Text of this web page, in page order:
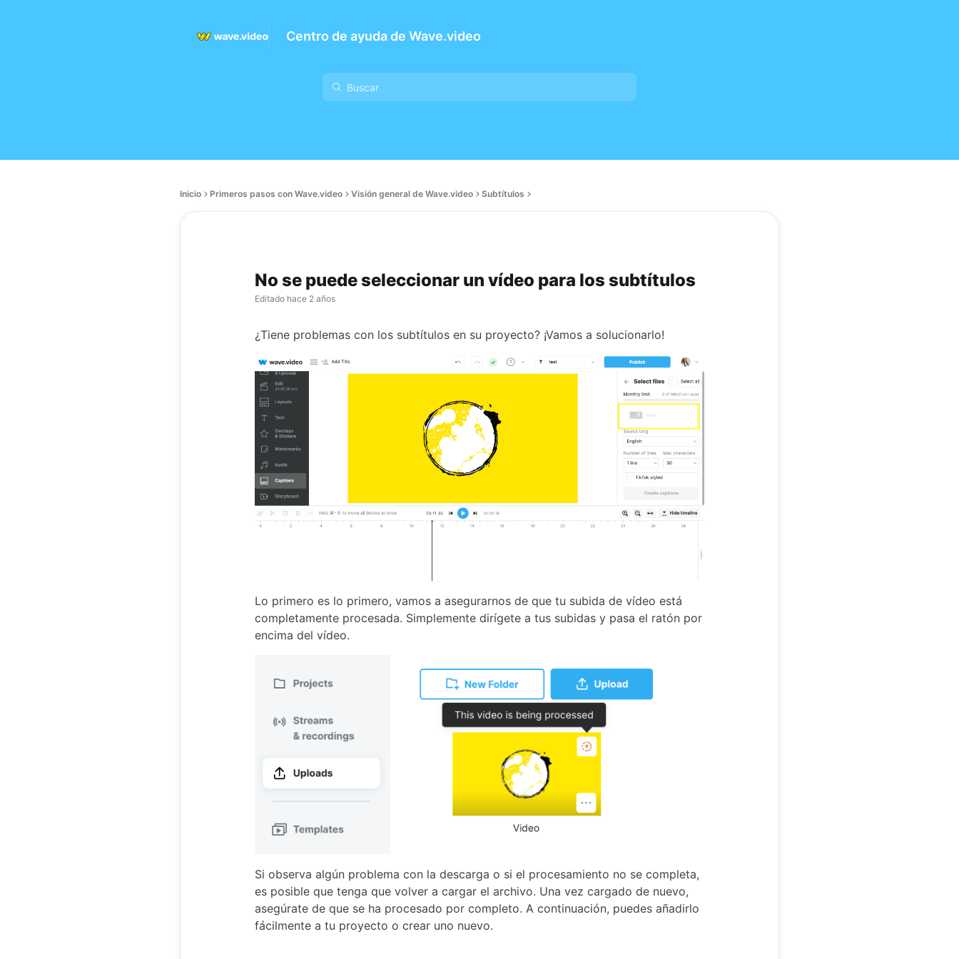
Centro de ayuda de Wave.video
Inicio Primeros pasos con Wave.video Visión general de Wave.video Subtítulos
No se puede seleccionar un vídeo para los subtítulos
Editado hace 2 años
¿Tiene problemas con los subtítulos en su proyecto? ¡Vamos a solucionarlo!
Lo primero es lo primero, vamos a asegurarnos de que tu subida de vídeo está
completamente procesada. Simplemente dirígete a tus subidas y pasa el ratón por
encima del vídeo.
Si observa algún problema con la descarga o si el procesamiento no se completa,
es posible que tenga que volver a cargar el archivo. Una vez cargado de nuevo,
asegúrate de que se ha procesado por completo. A continuación, puedes añadirlo
fácilmente a tu proyecto o crear uno nuevo.